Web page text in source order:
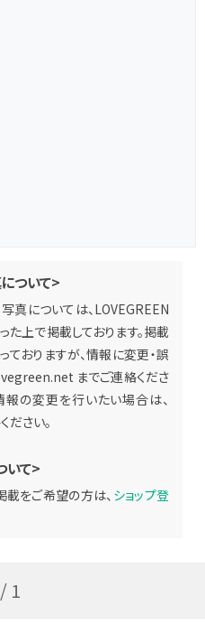
ついて>
写真については、LOVEGREEN
た上で掲載しております。掲載
おりますが、情報に変更・誤
までご連絡くださ
報の変更を行いたい場合は、
ださい。
いて>
載をご希望の方は、 ショップ登
1